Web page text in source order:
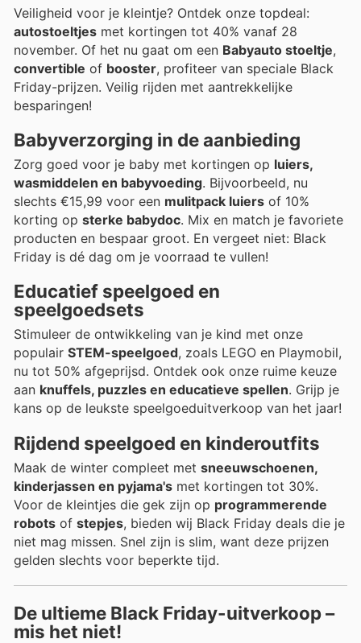
Veiligheid voor je kleintje? Ontdek onze topdeal:
autostoeltjes met kortingen tot 40% vanaf 28
november. Of het nu gaat om een Babyauto stoeltje,
convertible of booster, profiteer van speciale Black
Friday-prijzen. Veilig rijden met aantrekkelijke
besparingen!
Babyverzorging in de aanbieding
Zorg goed voor je baby met kortingen op luiers,
wasmiddelen en babyvoeding. Bijvoorbeeld, nu
slechts €15,99 voor een mulitpack luiers of 10%
korting op sterke babydoc. Mix en match je favoriete
producten en bespaar groot. En vergeet niet: Black
Friday is dé dag om je voorraad te vullen!
Educatief speelgoed en
speelgoedsets
Stimuleer de ontwikkeling van je kind met onze
populair STEM-speelgoed, zoals LEGO en Playmobil,
nu tot 50% afgeprijsd. Ontdek ook onze ruime keuze
aan knuffels, puzzles en educatieve spellen. Grijp je
kans op de leukste speelgoeduitverkoop van het jaar!
Rijdend speelgoed en kinderoutfits
Maak de winter compleet met sneeuwschoenen,
kinderjassen en pyjama's met kortingen tot 30%.
Voor de kleintjes die gek zijn op programmerende
robots of stepjes, bieden wij Black Friday deals die je
niet mag missen. Snel zijn is slim, want deze prijzen
gelden slechts voor beperkte tijd.
De ultieme Black Friday-uitverkoop –
mis het niet!